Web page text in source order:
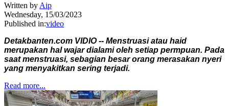
Written by Aip
Wednesday, 15/03/2023
Published in:video
Detakbanten.com VIDIO -- Menstruasi atau haid
merupakan hal wajar dialami oleh setiap permpuan. Pada
saat menstruasi, sebagian besar orang merasakan nyeri
yang menyakitkan sering terjadi.
Read more...